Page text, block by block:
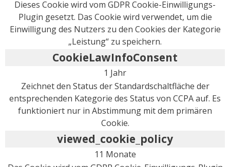
Dieses Cookie wird vom GDPR Cookie-Einwilligungs-
Plugin gesetzt. Das Cookie wird verwendet, um die
Einwilligung des Nutzers zu den Cookies der Kategorie
„Leistung“ zu speichern.
CookieLawInfoConsent
1 Jahr
Zeichnet den Status der Standardschaltfläche der
entsprechenden Kategorie des Status von CCPA auf. Es
funktioniert nur in Abstimmung mit dem primären
Cookie.
viewed_cookie_policy
11 Monate